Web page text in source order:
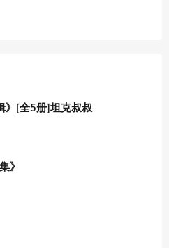
》[全5册]坦克叔叔
》